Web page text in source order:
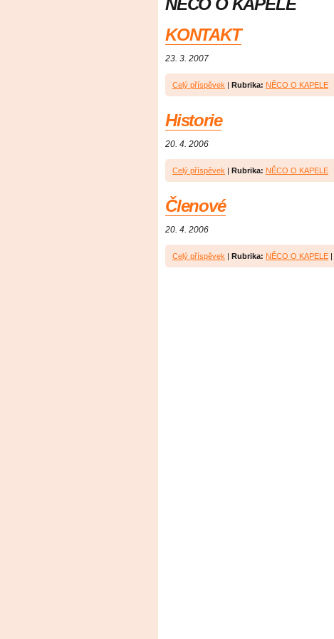
NĚCO O KAPELE
KONTAKT
23. 3. 2007
Celý příspěvek | Rubrika: NĚCO O KAPELE
Historie
20. 4. 2006
Celý příspěvek | Rubrika: NĚCO O KAPELE
Členové
20. 4. 2006
Celý příspěvek | Rubrika: NĚCO O KAPELE |